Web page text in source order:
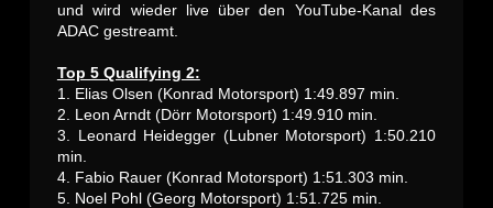
und wird wieder live über den YouTube-Kanal des
ADAC gestreamt.
Top 5 Qualifying 2:
1. Elias Olsen (Konrad Motorsport) 1:49.897 min.
2. Leon Arndt (Dörr Motorsport) 1:49.910 min.
3. Leonard Heidegger (Lubner Motorsport) 1:50.210
min.
4. Fabio Rauer (Konrad Motorsport) 1:51.303 min.
5. Noel Pohl (Georg Motorsport) 1:51.725 min.